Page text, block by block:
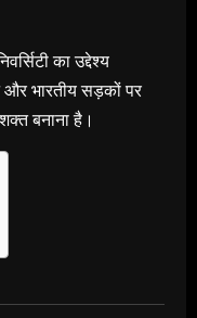
का उद्देश्य
और भारतीय सड़कों पर
बनाना है।